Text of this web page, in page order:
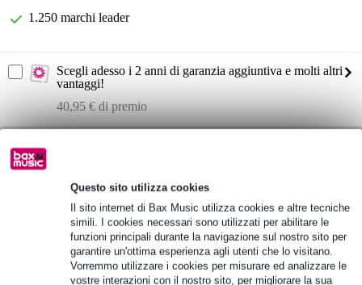
Questo sito utilizza cookies
Il sito internet di Bax Music utilizza cookies e altre tecniche
simili. I cookies necessari sono utilizzati per abilitare le
funzioni principali durante la navigazione sul nostro sito per
garantire un'ottima esperienza agli utenti che lo visitano.
Vorremmo utilizzare i cookies per misurare ed analizzare le
vostre interazioni con il nostro sito, per migliorare la sua
1.250 marchi leader
Scegli adesso i 2 anni di garanzia aggiuntiva e molti altri
vantaggi!
40,95 € di premio
Informazioni sul prodotto
Mackie SRM212 | Classe V
diffusore attivo da 2000 W in classe D
altoparlante da 12 pollici e tweeter Sym-X
Specifiche complete